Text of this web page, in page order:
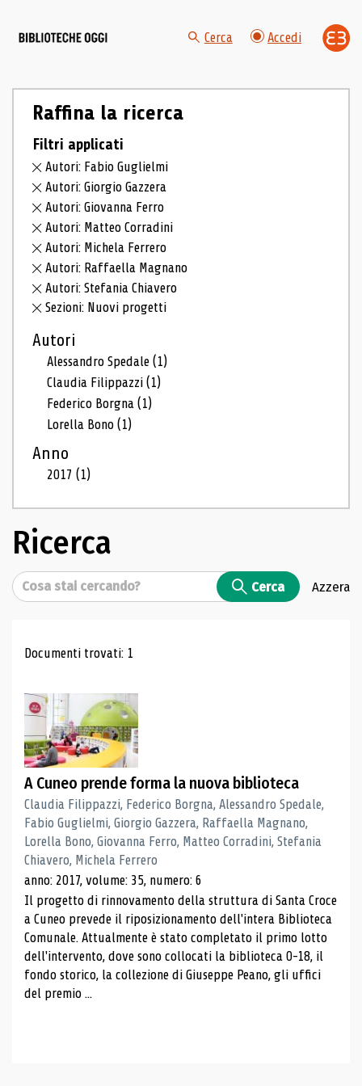
Cerca Accedi
Raffina la ricerca
Filtri applicati
Autori: Fabio Guglielmi
Autori: Giorgio Gazzera
Autori: Giovanna Ferro
Autori: Matteo Corradini
Autori: Michela Ferrero
Autori: Raffaella Magnano
Autori: Stefania Chiavero
Sezioni: Nuovi progetti
Autori
Alessandro Spedale(1)
Claudia Filippazzi(1)
Federico Borgna(1)
Lorella Bono(1)
Anno
2017(1)
Ricerca
Cerca Cerca Azzera
Risultati di ricerca
Documenti trovati: 1
A Cuneo prende forma la nuova biblioteca
Claudia Filippazzi, Federico Borgna, Alessandro Spedale,
Fabio Guglielmi, Giorgio Gazzera, Raffaella Magnano,
Lorella Bono, Giovanna Ferro, Matteo Corradini, Stefania
Chiavero, Michela Ferrero
anno: 2017, volume: 35, numero: 6
Il progetto di rinnovamento della struttura di Santa Croce
a Cuneo prevede il riposizionamento dell'intera Biblioteca
Comunale. Attualmente è stato completato il primo lotto
dell'intervento, dove sono collocati la biblioteca 0-18, il
fondo storico, la collezione di Giuseppe Peano, gli uffici
del premio ...